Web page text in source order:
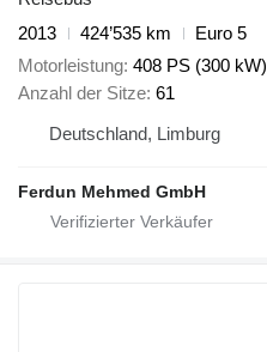
2013
424’535 km
Euro 5
Motorleistung 408 PS (300 kW)
Anzahl der Sitze 61
Deutschland, Limburg
Ferdun Mehmed GmbH